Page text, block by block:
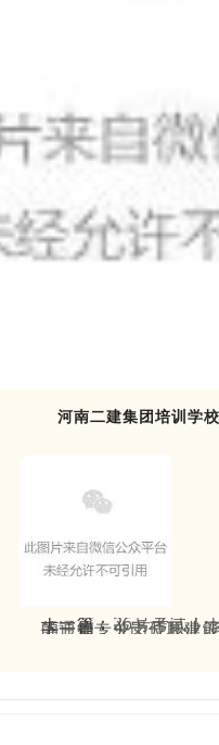
河南二建集团培训学
上一篇：26号考试！
下一篇：
关于开展建设工程见证员等三个专业岗位职业能力提升培训的通知